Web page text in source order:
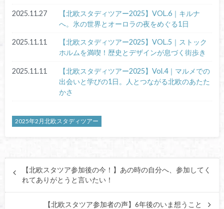
2025.11.27
【北欧スタディツアー2025】VOL.6｜キルナ
へ。氷の世界とオーロラの夜をめぐる1日
2025.11.11
【北欧スタディツアー2025】VOL.5｜ストック
ホルムを満喫！歴史とデザインが息づく街歩き
2025.11.11
【北欧スタディツアー2025】Vol.4｜マルメでの
出会いと学びの1日。人とつながる北欧のあたた
かさ
2025年2月北欧スタディツアー
【北欧スタツア参加後の今！】あの時の自分へ、参加してく
れてありがとうと言いたい！
【北欧スタツア参加者の声】6年後のいま想うこと